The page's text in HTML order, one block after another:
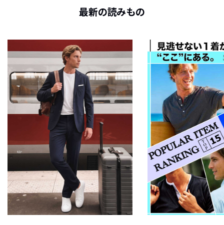
最新の読みもの